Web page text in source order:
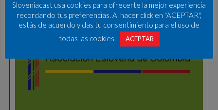
Sloveniacast usa cookies para ofrecerte la mejor experiencia
recordando tus preferencias. Al hacer click en "ACEPTAR",
estás de acuerdo y das tu consentimiento para el uso de
todas las cookies.
ACEPTAR